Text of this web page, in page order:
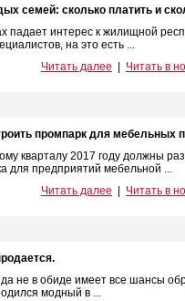
семей: сколько платить и
падает интерес к жилищной
на это есть ...
Читать далее
Читать в
промпарк для мебельных
кварталу 2017 году должны
для предприятий мебельной ...
Читать далее
Читать в
да не в обиде имеет все шансы
модный в ...